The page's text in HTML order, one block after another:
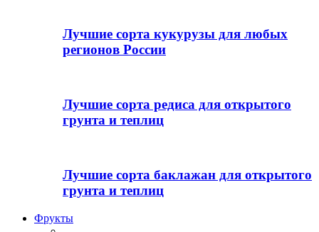
Лучшие сорта кукурузы для любых
регионов России
Лучшие сорта редиса для открытого
грунта и теплиц
Лучшие сорта баклажан для открытого
грунта и теплиц
Фрукты